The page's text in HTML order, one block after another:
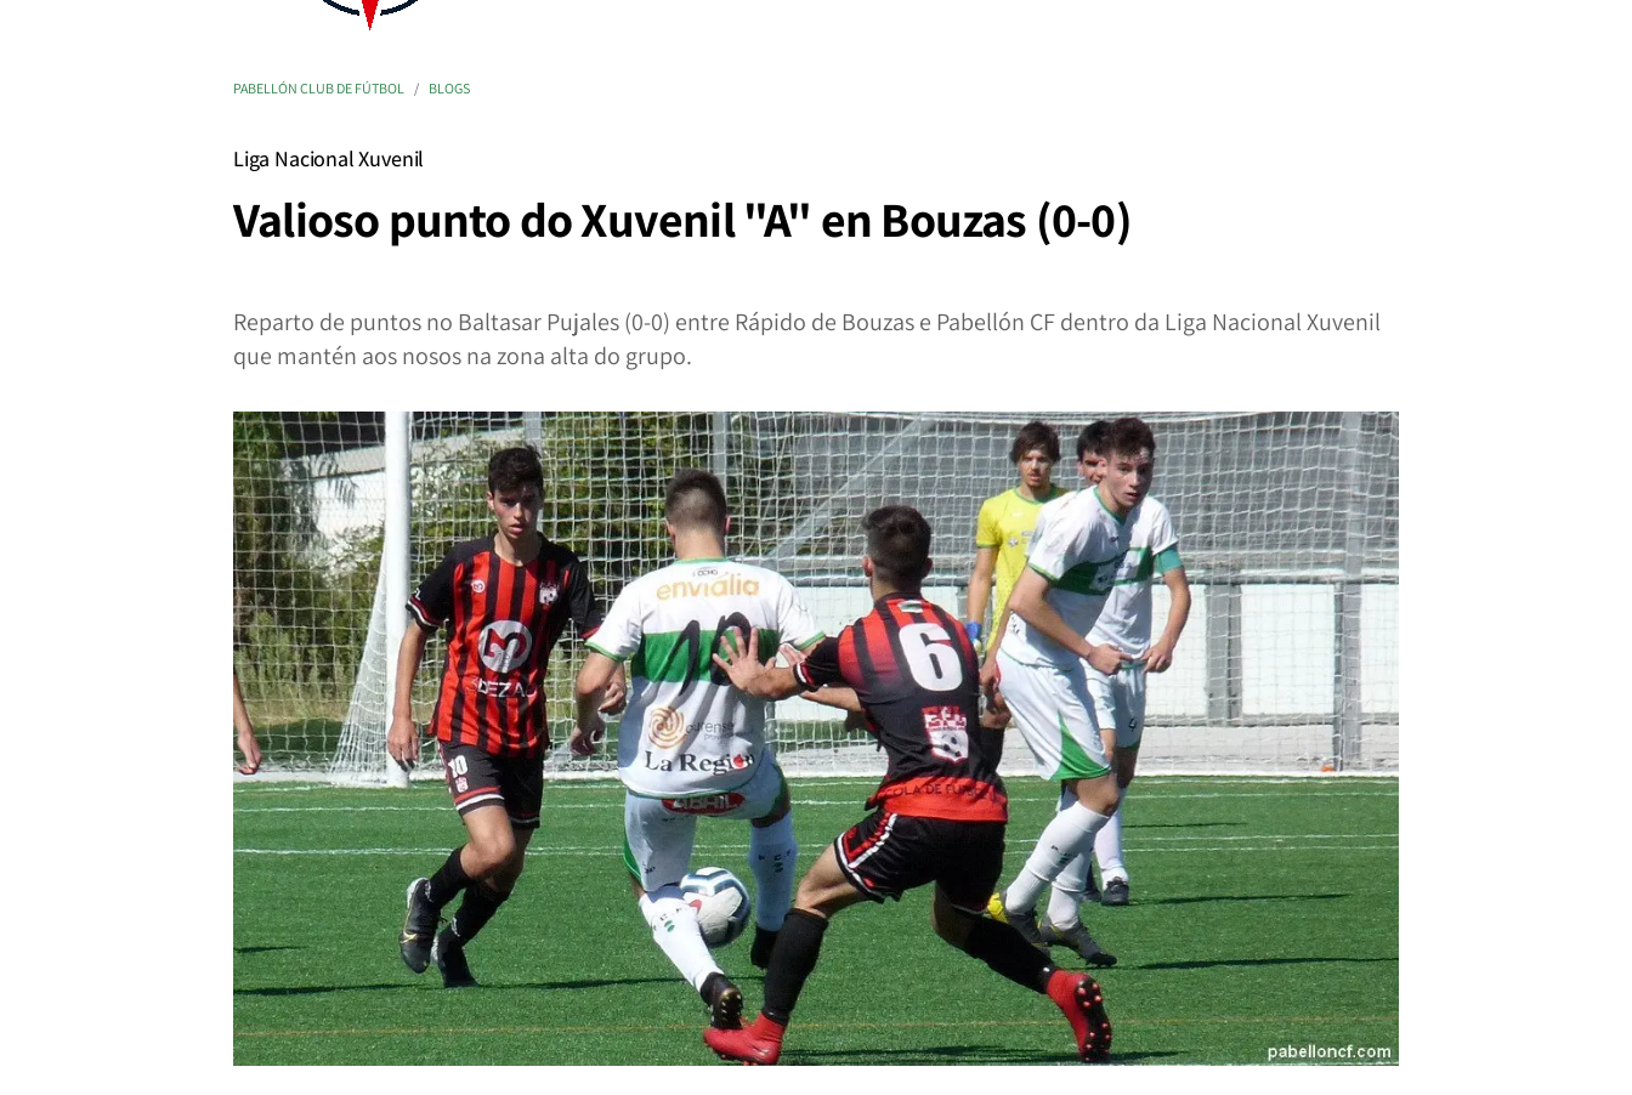
PABELLÓN CLUB DE FÚTBOL BLOGS
Liga Nacional Xuvenil
Valioso punto do Xuvenil "A" en Bouzas (0-0)
Reparto de puntos no Baltasar Pujales (0-0) entre Rápido de Bouzas e Pabellón CF dentro da Liga Nacional Xuvenil
que mantén aos nosos na zona alta do grupo.